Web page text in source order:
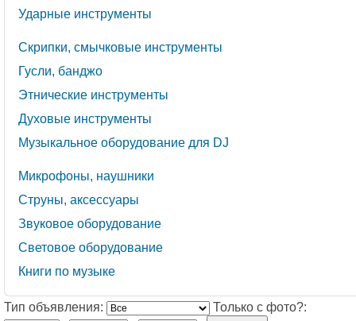
Ударные инструменты
Скрипки, смычковые инструменты
Гусли, банджо
Этнические инструменты
Духовые инструменты
Музыкальное оборудование для DJ
Микрофоны, наушники
Струны, аксессуары
Звуковое оборудование
Световое оборудование
Книги по музыке
Тип объявления:
Только с фото?: